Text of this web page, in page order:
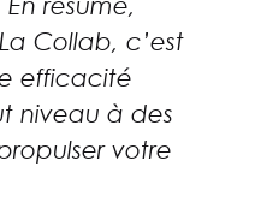
résumé,
Collab, c’est
efficacité
niveau à des
votre